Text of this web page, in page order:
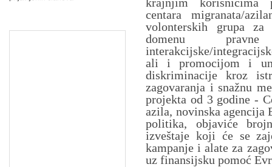
centara migranata/
volonterskih grupa
domenu
interakcijske/
ali i promocijom i
diskriminacije kroz
zagovaranja i snažnu
projekta od 3 godine -
azila, novinska agencija
politika, objaviće
izveštaje koji će se
kampanje i alate za
uz finansijsku pomoć